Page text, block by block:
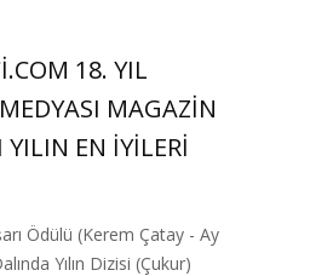
18. YIL
MAGAZİN
YILIN EN İYİLERİ
Ödülü (Kerem Çatay - Ay
Yılın Dizisi (Çukur)